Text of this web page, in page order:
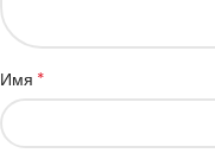
Имя *